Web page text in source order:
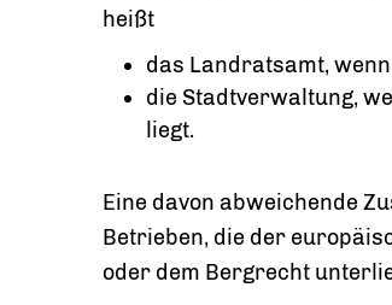
heißt
das Landratsamt,
die Stadtverwaltung,
liegt.
Eine davon abweichende
Betrieben, die der
oder dem Bergrecht